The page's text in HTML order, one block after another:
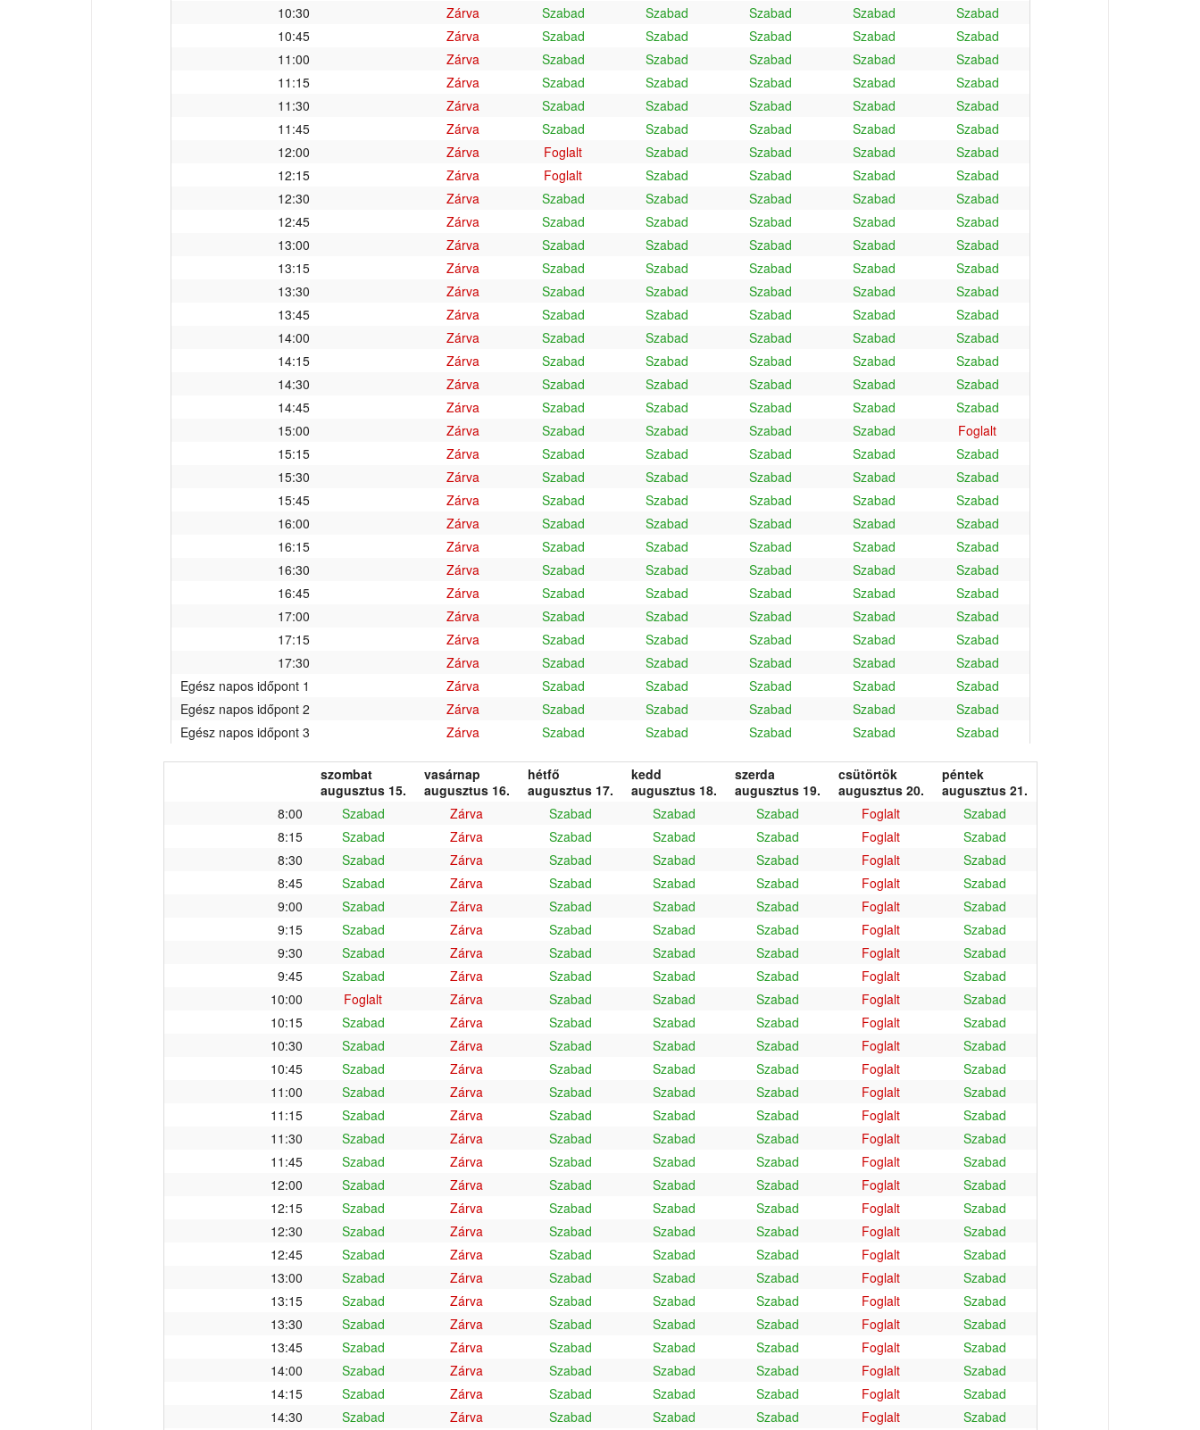
10:30
Zárva Szabad Szabad Szabad Szabad
Szabad
10:45
Zárva Szabad Szabad Szabad Szabad
Szabad
11:00
Zárva Szabad Szabad Szabad Szabad
Szabad
11:15
Zárva Szabad Szabad Szabad Szabad
Szabad
11:30
Zárva Szabad Szabad Szabad Szabad
Szabad
11:45
Zárva Szabad Szabad Szabad Szabad
Szabad
12:00
Zárva Foglalt Szabad Szabad Szabad
Szabad
12:15
Zárva Foglalt Szabad Szabad Szabad
Szabad
12:30
Zárva Szabad Szabad Szabad Szabad
Szabad
12:45
Zárva Szabad Szabad Szabad Szabad
Szabad
13:00
Zárva Szabad Szabad Szabad Szabad
Szabad
13:15
Zárva Szabad Szabad Szabad Szabad
Szabad
13:30
Zárva Szabad Szabad Szabad Szabad
Szabad
13:45
Zárva Szabad Szabad Szabad Szabad
Szabad
14:00
Zárva Szabad Szabad Szabad Szabad
Szabad
14:15
Zárva Szabad Szabad Szabad Szabad
Szabad
14:30
Zárva Szabad Szabad Szabad Szabad
Szabad
14:45
Zárva Szabad Szabad Szabad Szabad
Szabad
15:00
Zárva Szabad Szabad Szabad Szabad
Foglalt
15:15
Zárva Szabad Szabad Szabad Szabad
Szabad
15:30
Zárva Szabad Szabad Szabad Szabad
Szabad
15:45
Zárva Szabad Szabad Szabad Szabad
Szabad
16:00
Zárva Szabad Szabad Szabad Szabad
Szabad
16:15
Zárva Szabad Szabad Szabad Szabad
Szabad
16:30
Zárva Szabad Szabad Szabad Szabad
Szabad
16:45
Zárva Szabad Szabad Szabad Szabad
Szabad
17:00
Zárva Szabad Szabad Szabad Szabad
Szabad
17:15
Zárva Szabad Szabad Szabad Szabad
Szabad
17:30
Zárva Szabad Szabad Szabad Szabad
Szabad
Egész napos időpont 1
Zárva Szabad Szabad Szabad Szabad
Szabad
Egész napos időpont 2
Zárva Szabad Szabad Szabad Szabad
Szabad
Egész napos időpont 3
Zárva Szabad Szabad Szabad Szabad Szabad
szombat
augusztus 15.
vasárnap
augusztus 16.
hétfő
augusztus 17.
kedd
augusztus 18.
szerda
augusztus 19.
csütörtök
augusztus 20.
péntek
augusztus 21.
8:00
Szabad Zárva Szabad Szabad Szabad Foglalt
Szabad
8:15
Szabad Zárva Szabad Szabad Szabad Foglalt
Szabad
8:30
Szabad Zárva Szabad Szabad Szabad Foglalt
Szabad
8:45
Szabad Zárva Szabad Szabad Szabad Foglalt
Szabad
9:00
Szabad Zárva Szabad Szabad Szabad Foglalt
Szabad
9:15
Szabad Zárva Szabad Szabad Szabad Foglalt
Szabad
9:30
Szabad Zárva Szabad Szabad Szabad Foglalt
Szabad
9:45
Szabad Zárva Szabad Szabad Szabad Foglalt
Szabad
10:00
Foglalt Zárva Szabad Szabad Szabad Foglalt
Szabad
10:15
Szabad Zárva Szabad Szabad Szabad Foglalt
Szabad
10:30
Szabad Zárva Szabad Szabad Szabad Foglalt
Szabad
10:45
Szabad Zárva Szabad Szabad Szabad Foglalt
Szabad
11:00
Szabad Zárva Szabad Szabad Szabad Foglalt
Szabad
11:15
Szabad Zárva Szabad Szabad Szabad Foglalt
Szabad
11:30
Szabad Zárva Szabad Szabad Szabad Foglalt
Szabad
11:45
Szabad Zárva Szabad Szabad Szabad Foglalt
Szabad
12:00
Szabad Zárva Szabad Szabad Szabad Foglalt
Szabad
12:15
Szabad Zárva Szabad Szabad Szabad Foglalt
Szabad
12:30
Szabad Zárva Szabad Szabad Szabad Foglalt
Szabad
12:45
Szabad Zárva Szabad Szabad Szabad Foglalt
Szabad
13:00
Szabad Zárva Szabad Szabad Szabad Foglalt
Szabad
13:15
Szabad Zárva Szabad Szabad Szabad Foglalt
Szabad
13:30
Szabad Zárva Szabad Szabad Szabad Foglalt
Szabad
13:45
Szabad Zárva Szabad Szabad Szabad Foglalt
Szabad
14:00
Szabad Zárva Szabad Szabad Szabad Foglalt
Szabad
14:15
Szabad Zárva Szabad Szabad Szabad Foglalt
Szabad
14:30
Szabad Zárva Szabad Szabad Szabad Foglalt
Szabad